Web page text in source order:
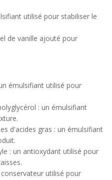
utilisé pour stabiliser le
de vanille ajouté pour
émulsifiant utilisé pour
: un émulsifiant
d'acides gras : un émulsifiant
: un antioxydant utilisé pour
utilisé pour